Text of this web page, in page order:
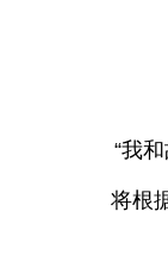
“我
将根